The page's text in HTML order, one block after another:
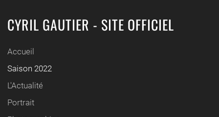
CYRIL GAUTIER - SITE OFFICIEL
Accueil
Saison 2022
L'Actualité
Portrait